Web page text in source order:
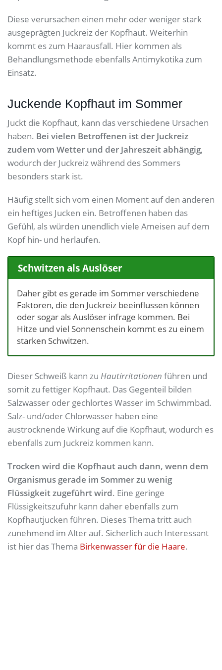
Diese verursachen einen mehr oder weniger stark
ausgeprägten Juckreiz der Kopfhaut. Weiterhin
kommt es zum Haarausfall. Hier kommen als
Behandlungsmethode ebenfalls Antimykotika zum
Einsatz.
Juckende Kopfhaut im Sommer
Juckt die Kopfhaut, kann das verschiedene Ursachen
haben. Bei vielen Betroffenen ist der Juckreiz
zudem vom Wetter und der Jahreszeit abhängig,
wodurch der Juckreiz während des Sommers
besonders stark ist.
Häufig stellt sich vom einen Moment auf den anderen
ein heftiges Jucken ein. Betroffenen haben das
Gefühl, als würden unendlich viele Ameisen auf dem
Kopf hin- und herlaufen.
Schwitzen als Auslöser
Daher gibt es gerade im Sommer verschiedene
Faktoren, die den Juckreiz beeinflussen können
oder sogar als Auslöser infrage kommen. Bei
Hitze und viel Sonnenschein kommt es zu einem
starken Schwitzen.
Dieser Schweiß kann zu Hautirritationen führen und
somit zu fettiger Kopfhaut. Das Gegenteil bilden
Salzwasser oder gechlortes Wasser im Schwimmbad.
Salz- und/oder Chlorwasser haben eine
austrocknende Wirkung auf die Kopfhaut, wodurch es
ebenfalls zum Juckreiz kommen kann.
Trocken wird die Kopfhaut auch dann, wenn dem
Organismus gerade im Sommer zu wenig
Flüssigkeit zugeführt wird. Eine geringe
Flüssigkeitszufuhr kann daher ebenfalls zum
Kopfhautjucken führen. Dieses Thema tritt auch
zunehmend im Alter auf. Sicherlich auch Interessant
ist hier das Thema Birkenwasser für die Haare.